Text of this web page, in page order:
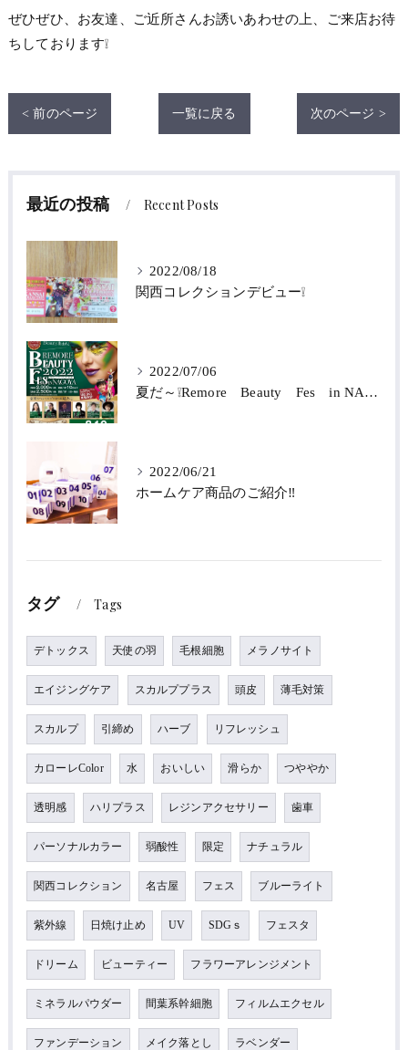
ぜひぜひ、お友達、ご近所さんお誘いあわせの上、ご来店お待
ちしております❕
< 前のページ 一覧に戻る 次のページ >
最近の投稿 Recent Posts
2022/08/18
関西コレクションデビュー❕
2022/07/06
夏だ～❕Remore Beauty Fes in NAGOYA 2022‼
2022/06/21
ホームケア商品のご紹介‼
タグ Tags
デトックス 天使の羽 毛根細胞 メラノサイト
エイジングケア スカルププラス 頭皮 薄毛対策
スカルプ 引締め ハーブ リフレッシュ
カローレColor 水 おいしい 滑らか つややか
透明感 ハリプラス レジンアクセサリー 歯車
パーソナルカラー 弱酸性 限定 ナチュラル
関西コレクション 名古屋 フェス ブルーライト
紫外線 日焼け止め UV SDGｓ フェスタ
ドリーム ビューティー フラワーアレンジメント
ミネラルパウダー 間葉系幹細胞 フィルムエクセル
ファンデーション メイク落とし ラベンダー